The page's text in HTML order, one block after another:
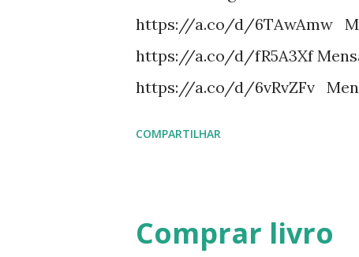
https://a.co/d/6TAwAmw
https://a.co/d/fR5A3Xf
https://a.co/d/6vRvZFv
https://pay.hotmart.com/
COMPARTILHAR
Comprar livro